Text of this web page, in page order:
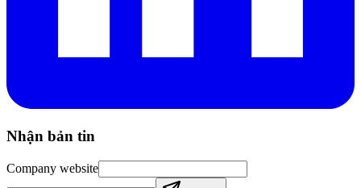
Nhận bản tin
Company website